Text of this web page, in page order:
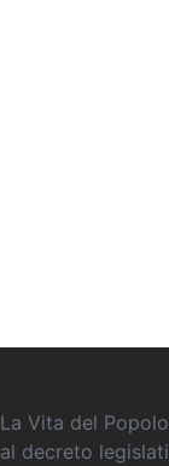
La Vita del
al decreto